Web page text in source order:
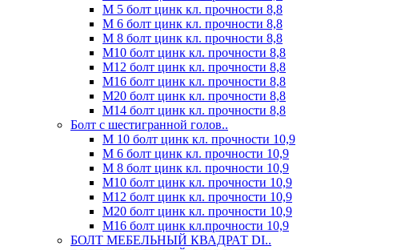
М 5 болт цинк кл. прочности 8,8
М 6 болт цинк кл. прочности 8,8
М 8 болт цинк кл. прочности 8,8
М10 болт цинк кл. прочности 8,8
М12 болт цинк кл. прочности 8,8
М16 болт цинк кл. прочности 8,8
М20 болт цинк кл. прочности 8,8
М14 болт цинк кл. прочности 8,8
Болт с шестигранной голов..
М 10 болт цинк кл. прочности 10,9
М 6 болт цинк кл. прочности 10,9
М 8 болт цинк кл. прочности 10,9
М10 болт цинк кл. прочности 10,9
М12 болт цинк кл. прочности 10,9
М20 болт цинк кл. прочности 10,9
М16 болт цинк кл.прочности 10,9
БОЛТ МЕБЕЛЬНЫЙ КВАДРАТ DI..